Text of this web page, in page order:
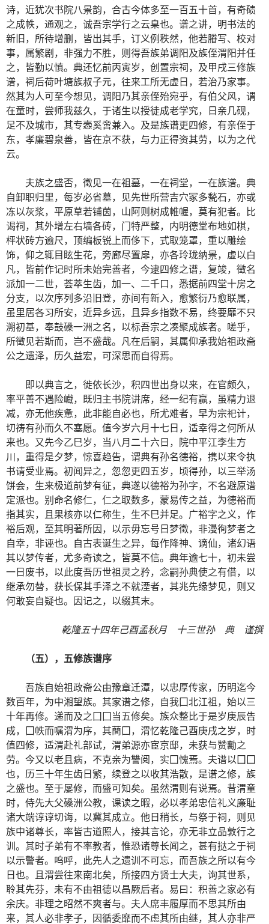
诗，近犹次书院八景韵，合古今体多至一百五十首，有奇碛
之成帙，通观之，诚吾宗学行之云臬也。谱之讲，明书法的
新旧，所待增删，皆出其手，订义例秩然，他若膡写、校对
事，属繁剧，非强力不胜，则得吾族弟调阳及族侄渭阳并任
之，皆勤以慎。典还忆前丙寅岁，创置宗祠，及甲戌三修族
谱，祠后荷叶塘族叔子元，往来工所无虚日，若治乃家事。
然其为人可至今想见，调阳乃其亲侄殆宛乎，有伯父风，谓
在童时，尝师我兹久，于诸生以授徒成老学究，日亲几砚，
足不及城市，其专悫奚啻兼入。及是族谱更四修，有亲侄于
东，孝廉碧泉善，皆在京不获，与力正得资其劳，以为之代
云。
夫族之盛否，徵见一在祖墓，一在祠堂，一在族谱。典
自卸职归里，每岁必省墓，见先世所营吉穴冢多甃石，亦或
冻以灰浆，平原草若铺茵，山阿则树成帷幄，莫有犯者。比
谒祠，其外增左右墙各砖，门特严整，内明德堂布地如棋，
枰状砖方逾尺，顶编板锐上而侈下，式取笼罩，重以雕绘
饰，仰之辄目眩生花，旁廊尽置扉，亦各玲珑纳景，虚以白
凡，皆前作记时所未始完善者，今逮四修之谱，复竣，徵名
派加一二世，荟萃生齿，加一、二千口，悉据前四堂十房之
分支，以次序列多沿旧登，亦间有新入，愈繁衍乃愈联属，
虽里居各习所安，近异乡远，且异乡指数不易，终要靡不只
溯初基，奉鼓磉一洲之名，以标吾宗之凑聚成族者。嗟乎，
所徵见若斯而，岂不盛哉。凡在后嗣，其属仰承我始祖政斋
公之遗泽，历久益宏，可深思而自得焉。
即以典言之，徙依长沙，积四世出身以来，在官颇久，
率平善不遇险巇，既归主书院讲席，经一纪有赢，虽精力退
减，亦无他疾惫，此非能自必也，所尤难者，早为宗祀计，
切祷有孙而久不塞愿。值今岁六月十七日，适幸得之何所从
来也。又先今乙巳岁，当八月二十六日，院中平江李生方
川，重得是夕梦，惊喜趋告，谓典有孙名德裕，携以来令执
书请受业焉。初闻异之，忽忽更四五岁，顷得孙，以三举汤
饼会，生来极道前梦有征，典遂以德裕为孙字，不名避原谱
定派也。别命名修仁，仁之取数多，蒙易传之益，为德裕而
指其实，且果核亦以仁称生，生不巳并足。广裕字之义，作
裕后观，至其明著所因，以示毋忘号日梦徵，非漫徇梦者之
自幸，非诬也。自古表诞生之异，每作降神、谪仙，诸幻语
其以梦传者，尤多奇读之，皆莫不信。典年逾七十，初未尝
一日废书，以此度吾历世祖灵之矜，念嗣孙典使之有借，以
继承勿替，获长保其手泽之不就湮者，其兆先缘梦见，则又
何敢妄自疑也。因记之，以缀其末。
乾隆五十四年己酉孟秋月 十三世孙 典 谨撰
（五），五修族谱序
吾族自始祖政斋公由豫章迁潭，以忠厚传家，历明迄今
数百年，为中湘望族。其家谱之修，自我囗北江祖，始以三
十年再修。递而及之囗囗当五修矣。族众整比于是岁庚辰告
成，囗帙而嘱渭为序，其蕳囗，渭忆乾隆己酉庚戌之岁，时
值四修，适渭赴礼部试，渭弟源亦宦京邸，未获与赞勷之
劳。今又以老且病，不克亲为讐阅，实囗愧焉。夫谱以囗囗
也，历三十年生齿日繁，续登之以收其浩散，是谱之修，族
之盛也。至于屡修，而盛可知矣。虽然渭则有说焉。昔渭童
时，侍先大父磉洲公教，课读之暇，必以孝弟忠信礼义廉耻
诸大端谆谆切诲，以冀其成立。他日稍长，与祭于祠，则见
族中诸尊长，率皆古道照人，接其言论，亦无非立品敦行之
训。其时子弟有不率教者，惟恐诸尊长闻之，甚有挞之于祠
以示警者。呜呼，此先人之遗训不可忘，而吾族之所以有今
日也。且渭尝往来南北矣，所接四方贤士大夫，询其世系，
聆其先芬，未有不由祖德以昌厥后者。易曰：积善之家必有
余庆。非理之昭然不爽者与。夫人席丰履厚而不思其所由
来，其人必非孝子，因循委靡而不虑其所由继，其人亦非严